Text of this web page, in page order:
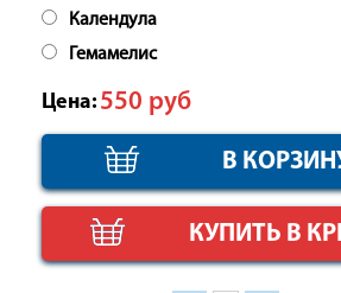
Календула
Гемамелис
Цена: 550 руб
КУПИТЬ В